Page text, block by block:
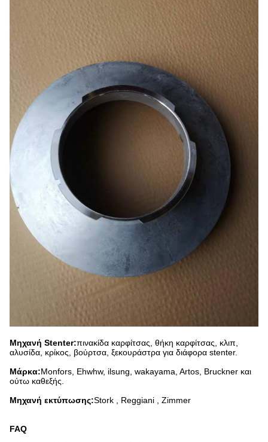
Μηχανή Stenter:πινακίδα καρφίτσας, θήκη καρφίτσας, κλιπ,
αλυσίδα, κρίκος, βούρτσα, ξεκουράστρα για διάφορα stenter.
Μάρκα:Monfors, Ehwhw, ilsung, wakayama, Artos, Bruckner και
ούτω καθεξής.
Μηχανή εκτύπωσης:Stork , Reggiani , Zimmer
FAQ